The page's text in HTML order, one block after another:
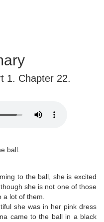
1. Chapter 22.
ball.
to the ball, she is excited
she is not one of those
a lot of them.
she was in her pink dress
came to the ball in a black